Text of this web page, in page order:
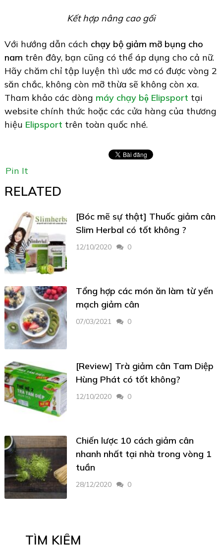
Kết hợp nâng cao gối
Với hướng dẫn cách chạy bộ giảm mỡ bụng cho
nam trên đây, bạn cũng có thể áp dụng cho cả nữ.
Hãy chăm chỉ tập luyện thì ước mơ có được vòng 2
săn chắc, không còn mỡ thừa sẽ không còn xa.
Tham khảo các dòng máy chạy bộ Elipsport tại
website chính thức hoặc các cửa hàng của thương
hiệu Elipsport trên toàn quốc nhé.
Pin It
RELATED
[Bóc mẽ sự thật] Thuốc giảm cân
Slim Herbal có tốt không ?
12/10/2020 0
Tổng hợp các món ăn làm từ yến
mạch giảm cân
07/03/2021 0
[Review] Trà giảm cân Tam Diệp
Hùng Phát có tốt không?
12/10/2020 0
Chiến lược 10 cách giảm cân
nhanh nhất tại nhà trong vòng 1
tuần
28/12/2020 0
TÌM KIẾM